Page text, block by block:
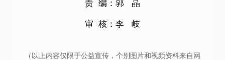
责 编：郭 晶
审 核：李 岐
（以上内容仅限于公益宣传，个别图片和视频资料来自网